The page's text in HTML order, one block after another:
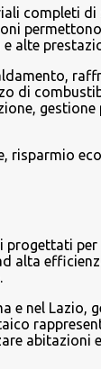
completi
alte
di
risparmio
alta
e nel Lazio,
abitazioni